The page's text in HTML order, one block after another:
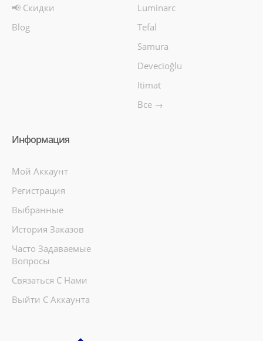
📢 Скидки
Blog
Luminarc
Tefal
Samura
Devecioğlu
Itimat
Все →
Информация
Мой Аккаунт
Регистрация
Выбранные
История Заказов
Часто Задаваемые
Вопросы
Связаться С Нами
Выйти С Аккаунта